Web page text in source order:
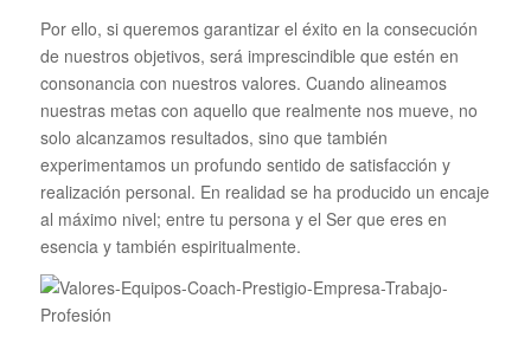
Por ello, si queremos garantizar el éxito en la consecución
de nuestros objetivos, será imprescindible que estén en
consonancia con nuestros valores. Cuando alineamos
nuestras metas con aquello que realmente nos mueve, no
solo alcanzamos resultados, sino que también
experimentamos un profundo sentido de satisfacción y
realización personal. En realidad se ha producido un encaje
al máximo nivel; entre tu persona y el Ser que eres en
esencia y también espiritualmente.